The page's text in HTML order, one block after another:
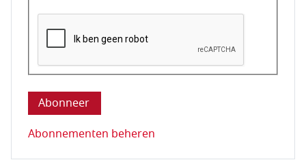
Deze vraag is om te controleren dat u een mens
Abonnementen beheren